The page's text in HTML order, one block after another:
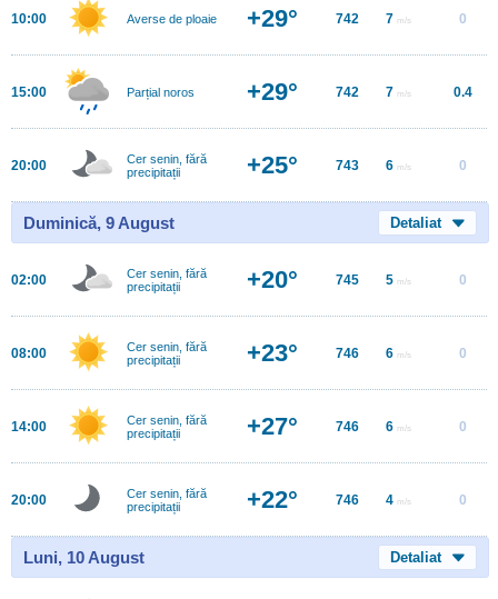
10:00 Averse de ploaie +29° 742 7 m/s 0
15:00 Parțial noros +29° 742 7 m/s 0.4
20:00
Cer senin, fără
precipitații
+25° 743 6 m/s 0
Duminică, 9 August Detaliat
02:00
Cer senin, fără
precipitații
+20° 745 5 m/s 0
08:00
Cer senin, fără
precipitații
+23° 746 6 m/s 0
14:00
Cer senin, fără
precipitații
+27° 746 6 m/s 0
20:00
Cer senin, fără
precipitații
+22° 746 4 m/s 0
Luni, 10 August Detaliat